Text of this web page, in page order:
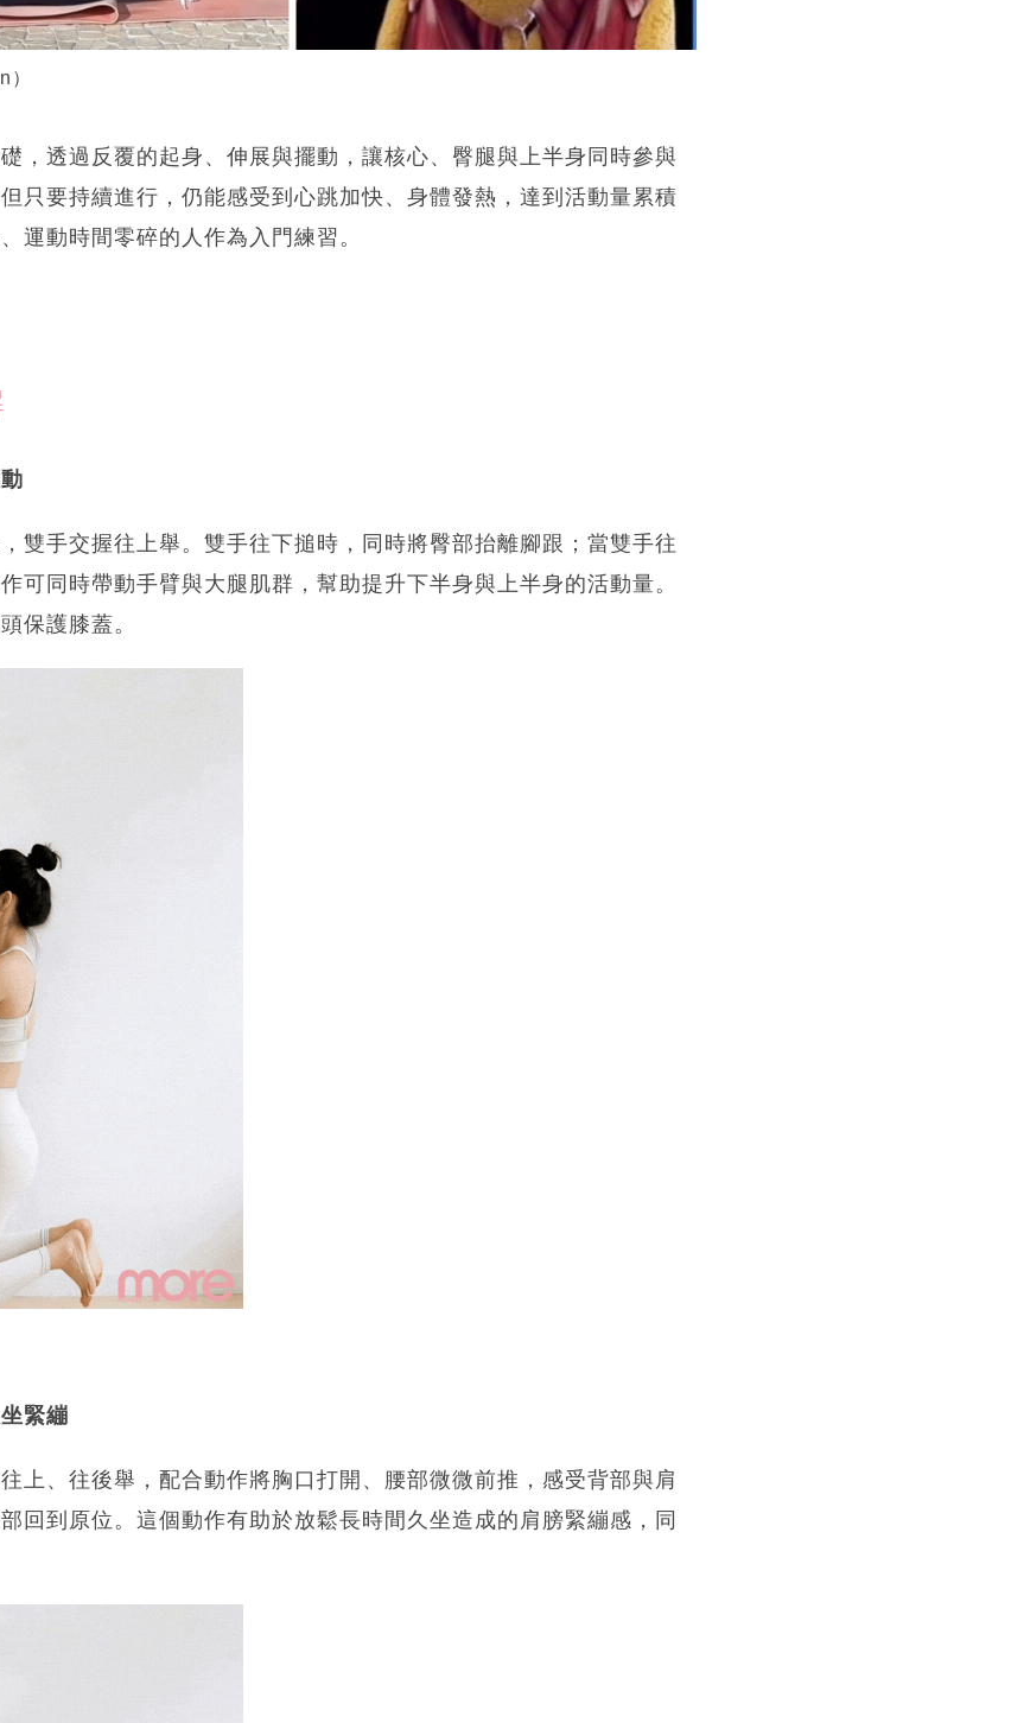
，透過反覆的起身、伸展與擺動，讓核心、臀腿與上半身同時參與
只要持續進行，仍能感受到心跳加快、身體發熱，達到活動量累積
運動時間零碎的人作為入門練習。
雙手交握往上舉。雙手往下搥時，同時將臀部抬離腳跟；當雙手往
可同時帶動手臂與大腿肌群，幫助提升下半身與上半身的活動量。
保護膝蓋。
緊繃
上、往後舉，配合動作將胸口打開、腰部微微前推，感受背部與肩
回到原位。這個動作有助於放鬆長時間久坐造成的肩膀緊繃感，同